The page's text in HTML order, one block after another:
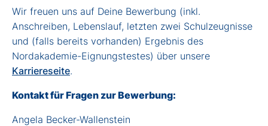
Wir freuen uns auf Deine Bewerbung (inkl.
Anschreiben, Lebenslauf, letzten zwei Schulzeugnisse
und (falls bereits vorhanden) Ergebnis des
Nordakademie-Eignungstestes) über unsere
Karriereseite.
Kontakt für Fragen zur Bewerbung:
Angela Becker-Wallenstein